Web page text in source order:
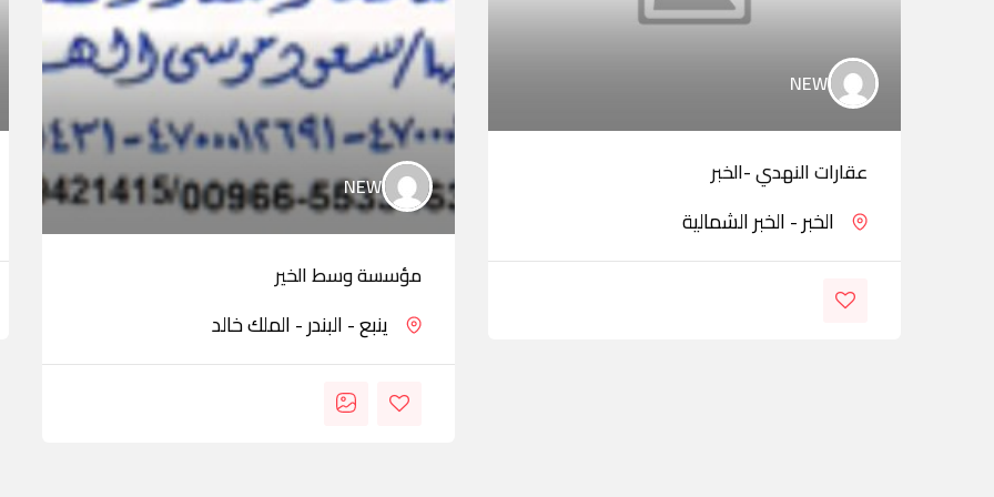
NEW
عقارات النهدي -الخبر
الخبر - الخبر الشمالية
NEW
مؤسسة وسط الخير
ينبع - البندر - الملك خالد